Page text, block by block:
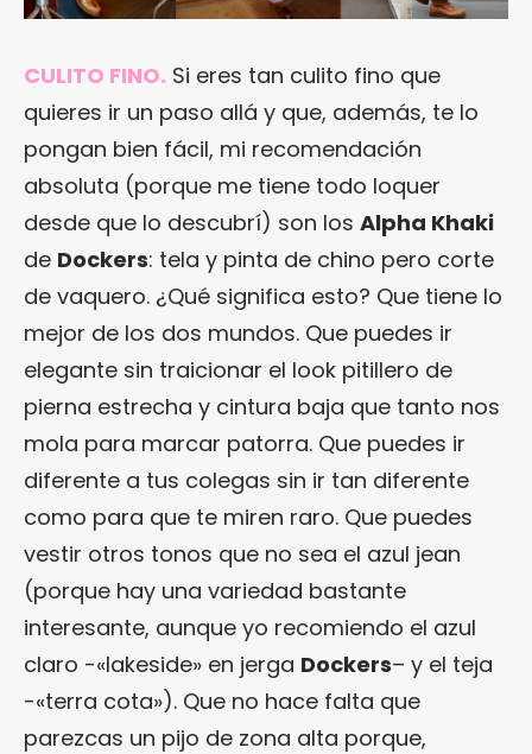
CULITO FINO. Si eres tan culito fino que
quieres ir un paso allá y que, además, te lo
pongan bien fácil, mi recomendación
absoluta (porque me tiene todo loquer
desde que lo descubrí) son los Alpha Khaki
de Dockers: tela y pinta de chino pero corte
de vaquero. ¿Qué significa esto? Que tiene lo
mejor de los dos mundos. Que puedes ir
elegante sin traicionar el look pitillero de
pierna estrecha y cintura baja que tanto nos
mola para marcar patorra. Que puedes ir
diferente a tus colegas sin ir tan diferente
como para que te miren raro. Que puedes
vestir otros tonos que no sea el azul jean
(porque hay una variedad bastante
interesante, aunque yo recomiendo el azul
claro -«lakeside» en jerga Dockers– y el teja
-«terra cota»). Que no hace falta que
parezcas un pijo de zona alta porque,